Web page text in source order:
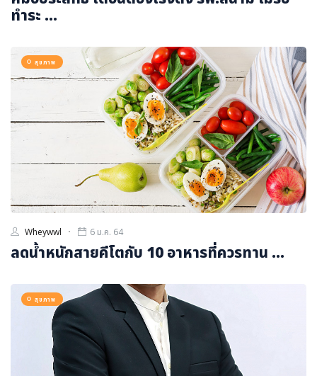
ทำระ ...
สุขภาพ
Wheywwl 6 ม.ค. 64
ลดน้ำหนักสายคีโตกับ 10 อาหารที่ควรทาน ...
สุขภาพ